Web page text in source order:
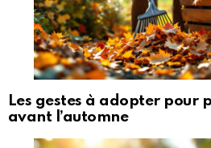
Les gestes à adopter pour
avant l’automne